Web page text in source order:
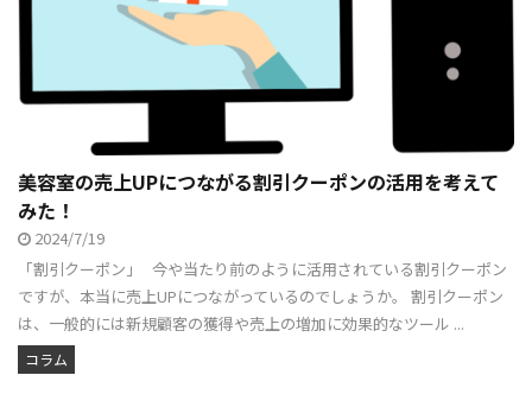
美容室の売上UPにつながる割引クーポンの活用を考えて
みた！
2024/7/19
「割引クーポン」 今や当たり前のように活用されている割引クーポン
ですが、本当に売上UPにつながっているのでしょうか。 割引クーポン
は、一般的には新規顧客の獲得や売上の増加に効果的なツール ...
コラム